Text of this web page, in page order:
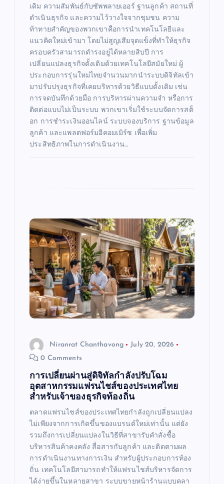
เดิม ความสัมพันธ์กับซัพพลายเออร์ ฐานลูกค้า สถานที่
ดำเนินธุรกิจ และความไว้วางใจจากชุมชน ความ
ท้าทายสำคัญของพวกเขาคือการนำเทคโนโลยีและ
แนวคิดใหม่เข้ามา โดยไม่สูญเสียจุดแข็งที่ทำให้ธุรกิจ
ครอบครัวสามารถดำรงอยู่ได้หลายสิบปี การ
เปลี่ยนแปลงธุรกิจดั้งเดิมด้วยเทคโนโลยีสมัยใหม่ ผู้
ประกอบการรุ่นใหม่ไทยจำนวนมากนำระบบดิจิทัลเข้า
มาปรับปรุงธุรกิจที่เคยบริหารด้วยวิธีแบบดั้งเดิม เช่น
การจดบันทึกด้วยมือ การบริหารผ่านความจำ หรือการ
ติดต่อแบบไม่เป็นระบบ พวกเขาเริ่มใช้ระบบจัดการสต็
อก การชำระเงินออนไลน์ ระบบจองบริการ ฐานข้อมูล
ลูกค้า และแพลตฟอร์มอีคอมเมิร์ซ เพื่อเพิ่ม
ประสิทธิภาพในการดำเนินงาน…
Niranrat Chanthavong
July 20, 2026
0 Comments
การเปลี่ยนผ่านสู่ดิจิทัลกำลังปรับโฉม
อุตสาหกรรมแฟรนไชส์ของประเทศไทย
สำหรับเจ้าของธุรกิจท้องถิ่น
ตลาดแฟรนไชส์ของประเทศไทยกำลังถูกเปลี่ยนแปลง
ไม่เพียงจากการเกิดขึ้นของแบรนด์ใหม่เท่านั้น แต่ยัง
รวมถึงการเปลี่ยนแปลงในวิธีที่สาขารับคำสั่งซื้อ
บริหารสินค้าคงคลัง สื่อสารกับลูกค้า และติดตามผล
การดำเนินงานทางการเงิน สำหรับผู้ประกอบการท้อง
ถิ่น เทคโนโลยีสามารถทำให้แฟรนไชส์บริหารจัดการ
ได้ง่ายขึ้นในหลายสาขา ระบบขายหน้าร้านแบบคลา